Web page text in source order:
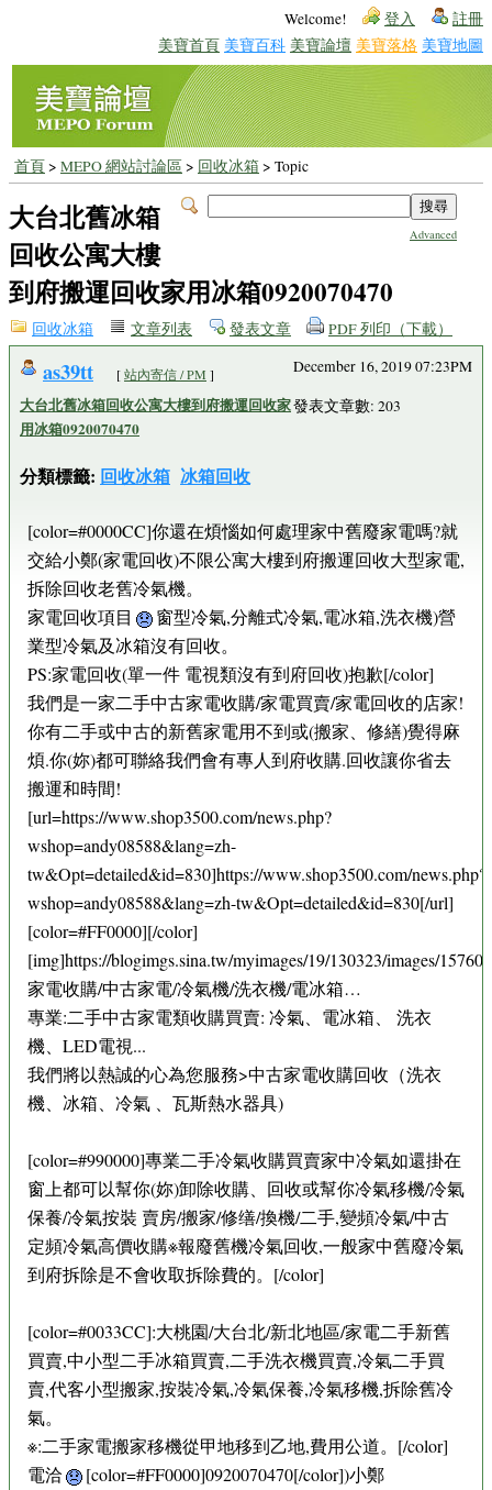
Welcome! 登入 註冊
美寶首頁 美寶百科 美寶論壇 美寶落格 美寶地圖
首頁> MEPO 網站討論區> 回收冰箱> Topic
Advanced
大台北舊冰箱
回收公寓大樓
到府搬運回收家用冰箱0920070470
回收冰箱 文章列表 發表文章 PDF 列印（下載）
as39tt [站內寄信 / PM ]
大台北舊冰箱回收公寓大樓到府搬運回收家
用冰箱0920070470
分類標籤: 回收冰箱 冰箱回收
December 16, 2019 07:23PM
發表文章數: 203
[color=#0000CC]你還在煩惱如何處理家中舊廢家電嗎?就
交給小鄭(家電回收)不限公寓大樓到府搬運回收大型家電,
拆除回收老舊冷氣機。
家電回收項目
窗型冷氣,分離式冷氣,電冰箱,洗衣機)營
業型冷氣及冰箱沒有回收。
PS:家電回收(單一件 電視類沒有到府回收)抱歉[/color]
我們是一家二手中古家電收購/家電買賣/家電回收的店家!
你有二手或中古的新舊家電用不到或(搬家、修繕)覺得麻
煩.你(妳)都可聯絡我們會有專人到府收購.回收讓你省去
搬運和時間!
[url=https://www.shop3500.com/news.php?
wshop=andy08588&lang=zh-
tw&Opt=detailed&id=830]https://www.shop3500.com/news.php?
wshop=andy08588&lang=zh-tw&Opt=detailed&id=830[/url]
[color=#FF0000][/color]
[img]https://blogimgs.sina.tw/myimages/19/130323/images/
家電收購/中古家電/冷氣機/洗衣機/電冰箱…
專業:二手中古家電類收購買賣: 冷氣、電冰箱、 洗衣
機、LED電視...
我們將以熱誠的心為您服務>中古家電收購回收（洗衣
機、冰箱、冷氣 、瓦斯熱水器具)
[color=#990000]專業二手冷氣收購買賣家中冷氣如還掛在
窗上都可以幫你(妳)卸除收購、回收或幫你冷氣移機/冷氣
保養/冷氣按裝 賣房/搬家/修缮/換機/二手,變頻冷氣/中古
定頻冷氣高價收購※報廢舊機冷氣回收,一般家中舊廢冷氣
到府拆除是不會收取拆除費的。[/color]
[color=#0033CC]:大桃園/大台北/新北地區/家電二手新舊
買賣,中小型二手冰箱買賣,二手洗衣機買賣,冷氣二手買
賣,代客小型搬家,按裝冷氣,冷氣保養,冷氣移機,拆除舊冷
氣。
※:二手家電搬家移機從甲地移到乙地,費用公道。[/color]
電洽
[color=#FF0000]0920070470[/color])小鄭